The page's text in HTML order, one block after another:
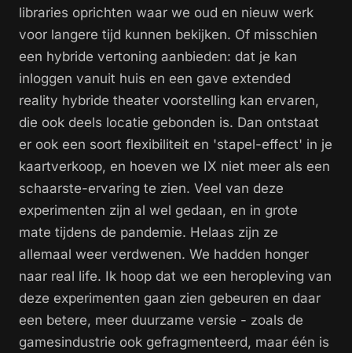
libraries oprichten waar we oud en nieuw werk
voor langere tijd kunnen bekijken. Of misschien
een hybride vertoning aanbieden: dat je kan
inloggen vanuit huis en een gave extended
reality hybride theater voorstelling kan ervaren,
die ook deels locatie gebonden is. Dan ontstaat
er ook een soort flexibiliteit en 'stapel-effect' in je
kaartverkoop, en hoeven we IX niet meer als een
schaarste-ervaring te zien. Veel van deze
experimenten zijn al wel gedaan, en in grote
mate tijdens de pandemie. Helaas zijn ze
allemaal weer verdwenen. We hadden honger
naar real life. Ik hoop dat we een heropleving van
deze experimenten gaan zien gebeuren en daar
een betere, meer duurzame versie - zoals de
gamesindustrie ook gefragmenteerd, maar één is